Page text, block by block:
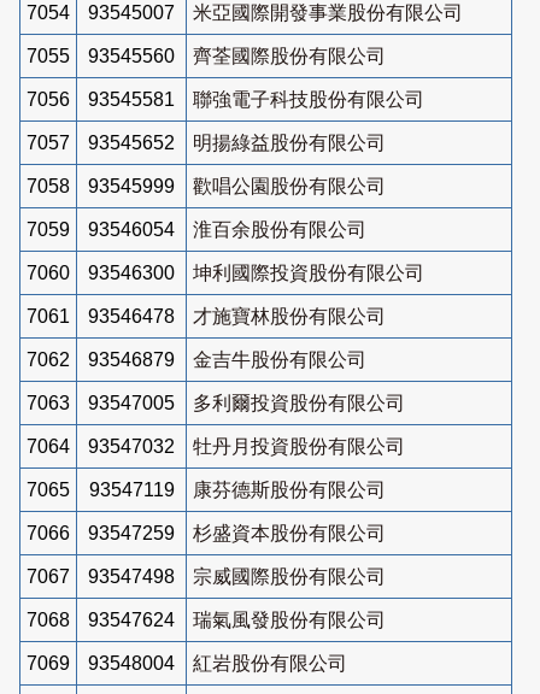
7054 93545007 米亞國際開發事業股份有限公司
7055 93545560 齊荃國際股份有限公司
7056 93545581 聯強電子科技股份有限公司
7057 93545652 明揚綠益股份有限公司
7058 93545999 歡唱公園股份有限公司
7059 93546054 淮百余股份有限公司
7060 93546300 坤利國際投資股份有限公司
7061 93546478 才施寶林股份有限公司
7062 93546879 金吉牛股份有限公司
7063 93547005 多利爾投資股份有限公司
7064 93547032 牡丹月投資股份有限公司
7065 93547119 康芬德斯股份有限公司
7066 93547259 杉盛資本股份有限公司
7067 93547498 宗威國際股份有限公司
7068 93547624 瑞氣風發股份有限公司
7069 93548004 紅岩股份有限公司